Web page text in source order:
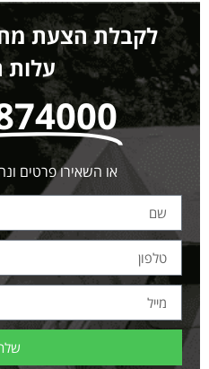
לקבלת הצעת
עלות
או השאירו פרטים